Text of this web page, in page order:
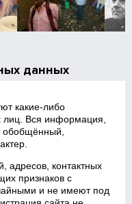
данных
какие‑либо
лиц. Вся информация,
обобщённый,
контактных
признаков с
и не имеют под